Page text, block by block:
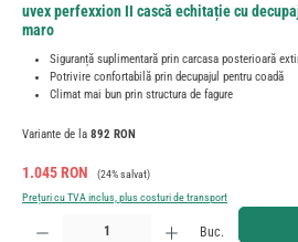
uvex perfexxion II cască echitație cu
maro
Siguranță suplimentară prin carcasa posterioară
Potrivire confortabilă prin decupajul pentru coadă
Climat mai bun prin structura de fagure
Variante de la 892 RON
Preț de vânzare:
1.045 RON Preț obișnuit:
(24% salvat)
Prețuri cu TVA inclus, plus costuri de transport
Cantitate produs: Introduceți cantitatea dorită sau
Buc.